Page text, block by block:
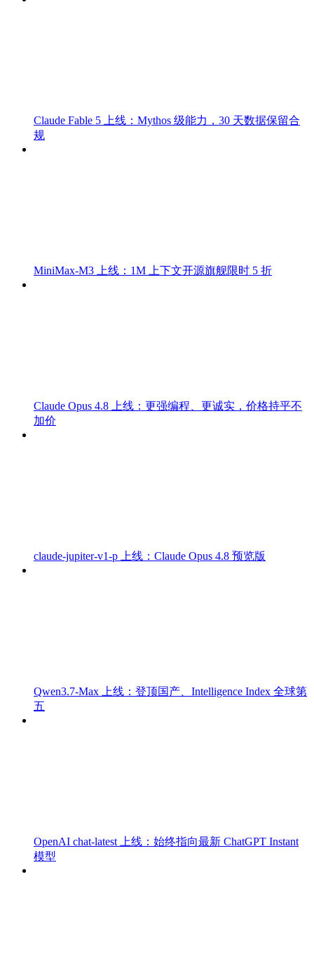
Claude Fable 5 上线：Mythos 级能力，30 天数据保留合
规
MiniMax-M3 上线：1M 上下文开源旗舰限时 5 折
Claude Opus 4.8 上线：更强编程、更诚实，价格持平不
加价
claude-jupiter-v1-p 上线：Claude Opus 4.8 预览版
Qwen3.7-Max 上线：登顶国产、Intelligence Index 全球第
五
OpenAI chat-latest 上线：始终指向最新 ChatGPT Instant
模型